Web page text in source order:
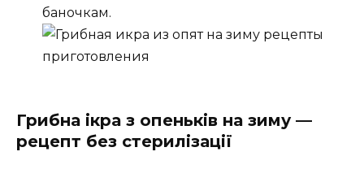
баночкам.
Грибна ікра з опеньків на зиму —
рецепт без стерилізації